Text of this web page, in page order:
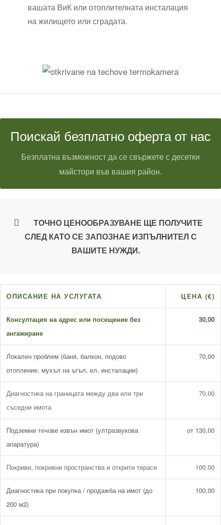
вашата ВиК или отоплителната инсталация
на жилището или сградата.
Поискай безплатно оферта от нас
Безплатна възможност да се свържете с десетки
майстори във вашия район.
ТОЧНО ЦЕНООБРАЗУВАНЕ ЩЕ ПОЛУЧИТЕ
СЛЕД КАТО СЕ ЗАПОЗНАЕ ИЗПЪЛНИТЕЛ С
ВАШИТЕ НУЖДИ.
ОПИСАНИЕ НА УСЛУГАТА ЦЕНА (€)
Консултация на адрес или посещение без
ангажиране
30,00
Локален проблем (баня, балкон, подово
отопление, мухъл на ъгъл, ел. инсталации)
70,00
Диагностика на границата между два или три
съседни имота
70,00
Подземни течове извън имот (ултразвукова
апаратура)
от 130,00
Покриви, покривни пространства и открити тераси 100,00
Диагностика при покупка / продажба на имот (до
200 м2)
100,00